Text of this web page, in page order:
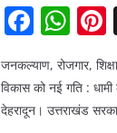
F
c
e
W
at
s
जनकल्याण, रोजगार,
विकास को नई गति :
देहरादून। उत्तराखंड